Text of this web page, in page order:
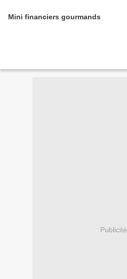
Mini financiers gourmands
Publicité